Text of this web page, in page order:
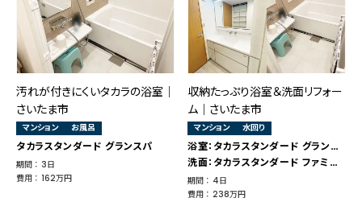
汚れが付きにくいタカラの浴室｜
さいたま市
マンション お風呂
タカラスタンダード グランスパ
期間 ： 3日
費用 ： 162万円
収納たっぷり浴室＆洗面リフォー
ム｜さいたま市
マンション 水回り
浴室：タカラスタンダード グランスパ
洗面：タカラスタンダード ファミーユ
期間 ： 4日
費用 ： 238万円